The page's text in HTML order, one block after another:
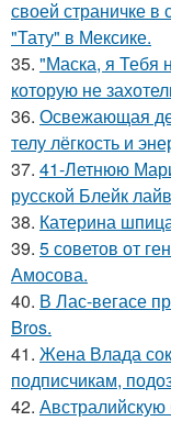
своей страничке в
"Тату" в Мексике.
35. "Маска, я Тебя
которую не
36. Освежающая
телу лёгкость и
37. 41-Летнюю
русской Блейк
38. Катерина
39. 5 советов от
Амосова.
40. В Лас-вегасе
Bros.
41. Жена Влада
подписчикам,
42.